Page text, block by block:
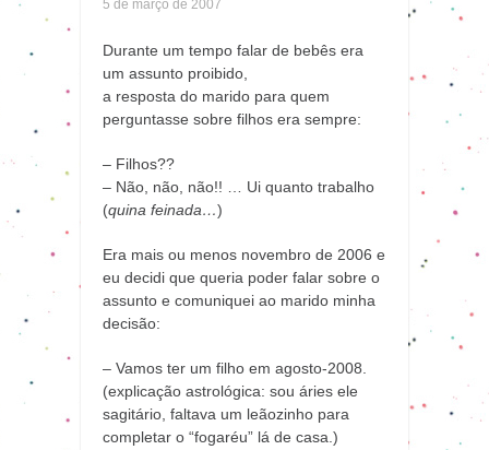
5 de março de 2007
Durante um tempo falar de bebês era
um assunto proibido,
a resposta do marido para quem
perguntasse sobre filhos era sempre:
– Filhos??
– Não, não, não!! … Ui quanto trabalho
(quina feinada…)
Era mais ou menos novembro de 2006 e
eu decidi que queria poder falar sobre o
assunto e comuniquei ao marido minha
decisão:
– Vamos ter um filho em agosto-2008.
(explicação astrológica: sou áries ele
sagitário, faltava um leãozinho para
completar o “fogaréu” lá de casa.)